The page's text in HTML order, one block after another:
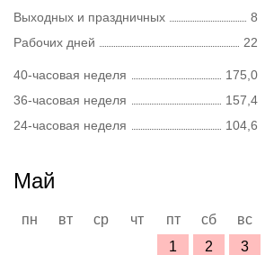
Выходных и праздничных
8
Рабочих дней
22
40-часовая неделя
175,0
36-часовая неделя
157,4
24-часовая неделя
104,6
Май
пн вт ср чт пт сб
вс
1
2
3